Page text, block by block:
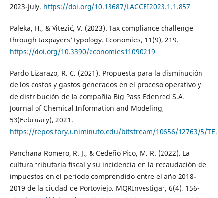
2023-July. https://doi.org/10.18687/LACCEI2023.1.1.857
Paleka, H., & Vitezić, V. (2023). Tax compliance challenge
through taxpayers’ typology. Economies, 11(9), 219.
https://doi.org/10.3390/economies11090219
Pardo Lizarazo, R. C. (2021). Propuesta para la disminución
de los costos y gastos generados en el proceso operativo y
de distribución de la compañía Big Pass Edenred S.A.
Journal of Chemical Information and Modeling,
53(February), 2021.
https://repository.uniminuto.edu/bitstream/10656/12763/5/
Panchana Romero, R. J., & Cedeño Pico, M. R. (2022). La
cultura tributaria fiscal y su incidencia en la recaudación de
impuestos en el periodo comprendido entre el año 2018-
2019 de la ciudad de Portoviejo. MQRInvestigar, 6(4), 156-